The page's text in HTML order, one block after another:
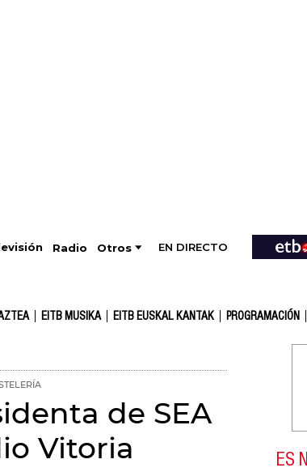
Radio Otros EN DIRECTO
EITB MUSIKA EITB EUSKAL KANTAK PROGRAMACIÓN
de SEA
Vitoria
ES